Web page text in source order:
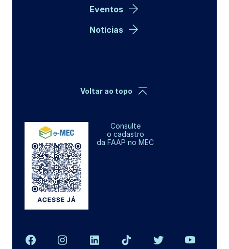
Eventos
Notícias
Consulte
o cadastro
da FAAP no MEC
Voltar ao topo